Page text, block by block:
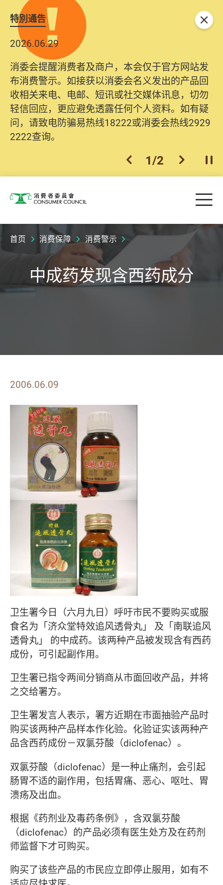
特別通告
2026.06.29
消委会提醒消费者及商户，本会仅于官方网站发
布消费警示。如接获以消委会名义发出的产品回
收相关来电、电邮、短讯或社交媒体讯息，切勿
轻信回应，更应避免透露任何个人资料。如有疑
问，请致电防骗易热线18222或消委会热线2929
2222查询。
上一个
1/2 下一个开
关闭
消费者委员会 目
首页 消费保障 消费警示
中成药发现含西药成分
2006.06.09
卫生署今日（六月九日）呼吁市民不要购买或服
食名为「济众堂特效追风透骨丸」 及「南联追风
透骨丸」 的中成药。该两种产品被发现含有西药
成份，可引起副作用。
卫生署已指令两间分销商从市面回收产品，并将
之交给署方。
卫生署发言人表示，署方近期在市面抽验产品时
购买该两种产品样本作化验。化验证实该两种产
品含西药成份－双氯芬酸（diclofenac）。
双氯芬酸（diclofenac）是一种止痛剂，会引起
肠胃不适的副作用，包括胃痛、恶心、呕吐、胃
溃疡及出血。
根据《药剂业及毒药条例》，含双氯芬酸
（diclofenac）的产品必须有医生处方及在药剂
师监督下才可购买。
购买了该些产品的市民应立即停止服用，如有不